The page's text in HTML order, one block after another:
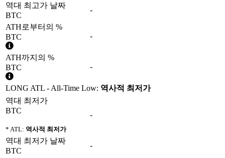
역대 최고가 날짜
BTC
-
ATH로부터의 %
BTC
-
ATH까지의 %
BTC
-
LONG ATL - All-Time Low: 역사적 최저가
역대 최저가
BTC
* ATL: 역사적 최저가
-
역대 최저가 날짜
BTC
-